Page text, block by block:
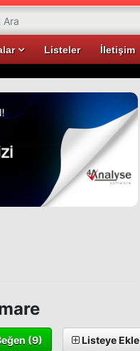
Listeler İletişim
(9) Listeye Ekle